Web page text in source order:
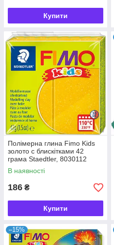
Купити
Полімерна глина Fimo Kids
золото с блискітками 42
грама Staedtler, 8030112
В наявності
186 ₴
Купити
–15%